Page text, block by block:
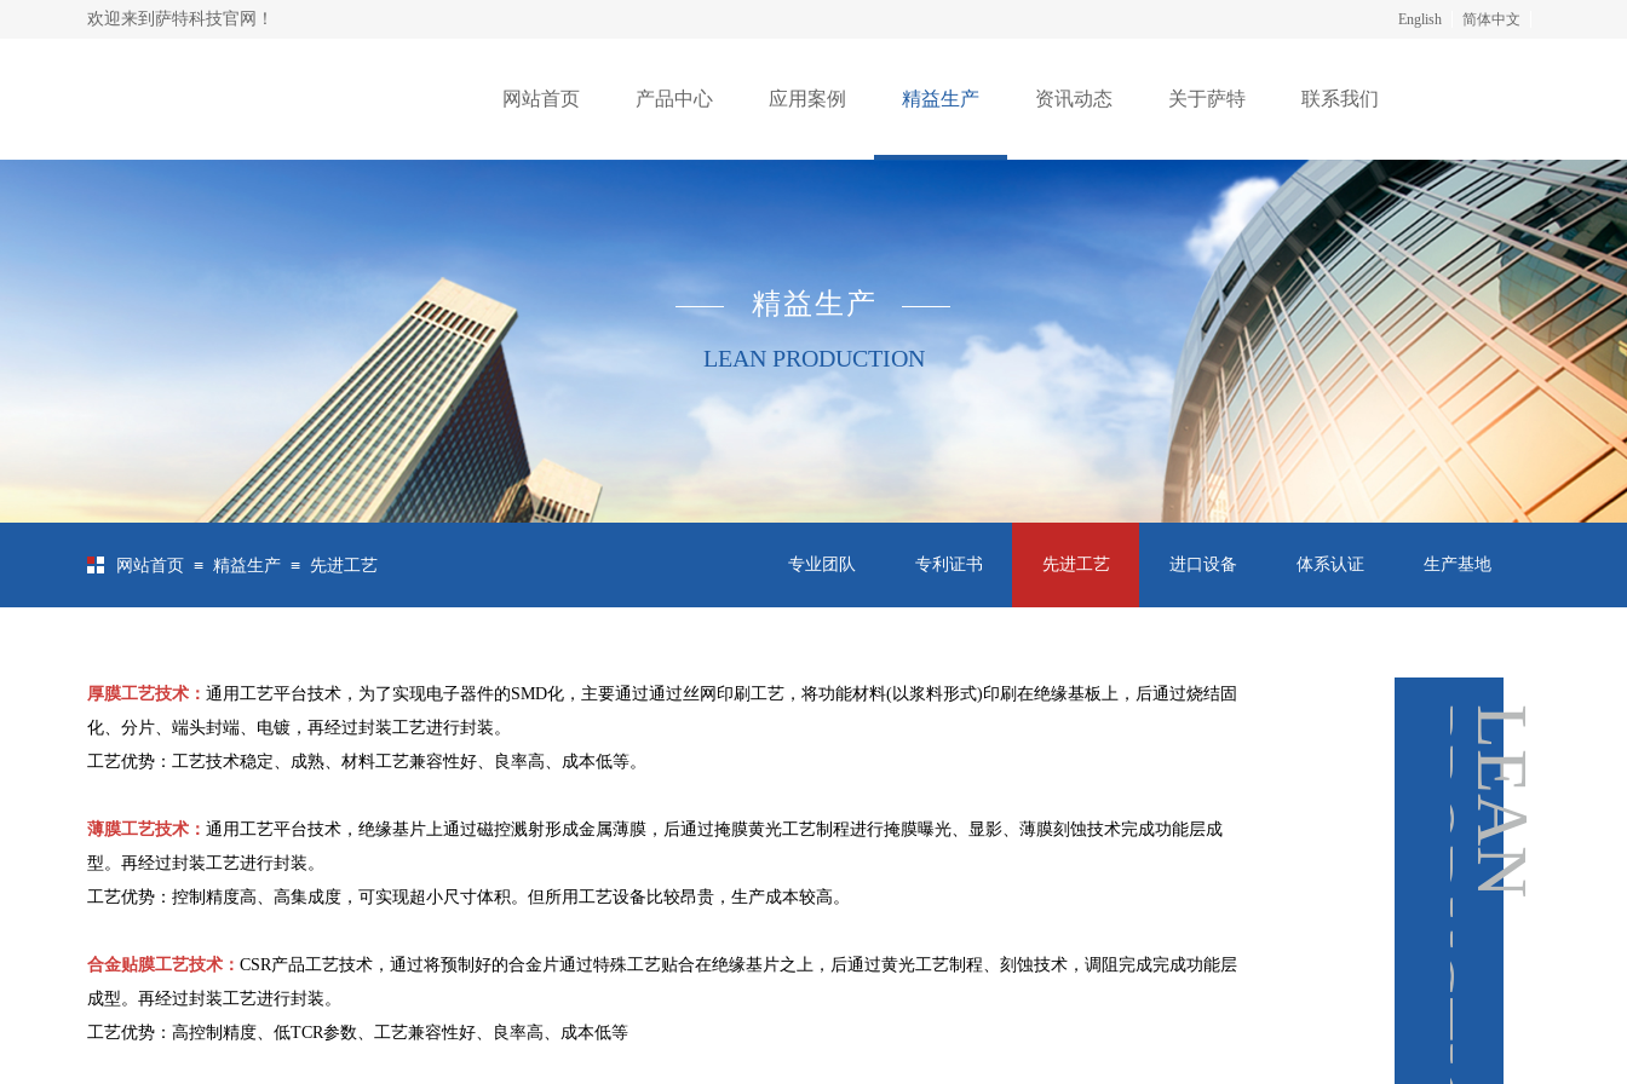
English 简体中文
欢迎来到萨特科技官网！
网站首页 产品中心 应用案例 精益生产 资讯动态 关于萨特 联系我们
精益生产
LEAN PRODUCTION
网站首页 ≡ 精益生产 ≡ 先进工艺 专业团队 专利证书 先进工艺 进口设备 体系认证 生产基地
L
E
A
N
P
R
O
D
U
C
T
I
O
N
厚膜工艺技术： 通用工艺平台技术，为了实现电子器件的SMD化，主要通过通过丝网印刷工艺，将功能材料(以浆料形式)印刷在绝缘基板上，后通过烧结固
化、分片、端头封端、电镀，再经过封装工艺进行封装。
工艺优势：工艺技术稳定、成熟、材料工艺兼容性好、良率高、成本低等。
薄膜工艺技术： 通用工艺平台技术，绝缘基片上通过磁控溅射形成金属薄膜，后通过掩膜黄光工艺制程进行掩膜曝光、显影、薄膜刻蚀技术完成功能层成
型。再经过封装工艺进行封装。
工艺优势：控制精度高、高集成度，可实现超小尺寸体积。但所用工艺设备比较昂贵，生产成本较高。
合金贴膜工艺技术： CSR产品工艺技术，通过将预制好的合金片通过特殊工艺贴合在绝缘基片之上，后通过黄光工艺制程、刻蚀技术，调阻完成完成功能层
成型。再经过封装工艺进行封装。
工艺优势：高控制精度、低TCR参数、工艺兼容性好、良率高、成本低等